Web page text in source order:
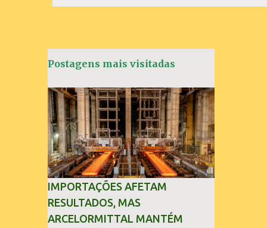
á
r
o
s
Postagens mais visitadas
IMPORTAÇÕES AFETAM
RESULTADOS, MAS
ARCELORMITTAL MANTÉM